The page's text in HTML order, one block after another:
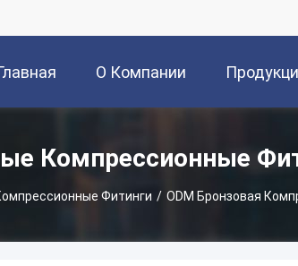
О Компании
Компрессионные
Фитинги / ODM Бронзовая